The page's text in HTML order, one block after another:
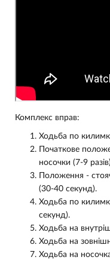
Комплекс вправ:
Ходьба по
Початкове
носочки (7-9
Положення -
(30-40 секунд).
Ходьба по
секунд).
Ходьба на
Ходьба на
Ходьба на